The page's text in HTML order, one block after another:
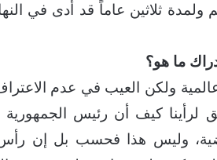
ولمدة ثلاثين عاماً قد أدى في
ما هو؟
ولكن العيب في عدم الاعتراف
لرأينا كيف أن رئيس
وليس هذا فحسب بل إن